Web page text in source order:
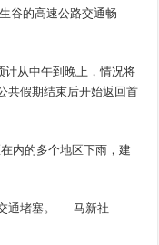
谷的高速公路交通畅
计从中午到晚上，情况将
共假期结束后开始返回首
内的多个地区下雨，建
通堵塞。 — 马新社